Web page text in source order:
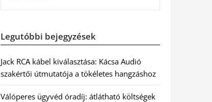
Legutóbbi bejegyzések
Jack RCA kábel kiválasztása: Kácsa Audió
szakértői útmutatója a tökéletes hangzáshoz
Válóperes ügyvéd óradíj: átlátható költségek